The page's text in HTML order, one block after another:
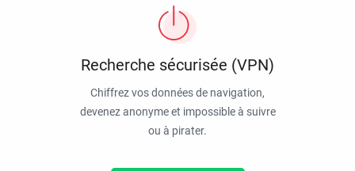
Recherche sécurisée (VPN)
Chiffrez vos données de navigation,
devenez anonyme et impossible à suivre
ou à pirater.